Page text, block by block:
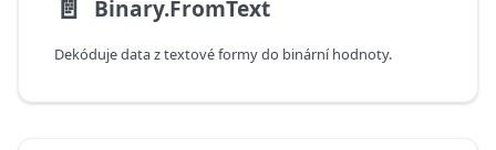
📄️ Binary.FromText
Dekóduje data z textové formy do binární hodnoty.